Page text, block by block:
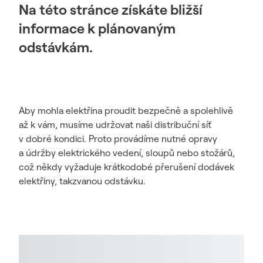
Na této stránce získáte bližší
informace k plánovaným
odstávkám.
Aby mohla elektřina proudit bezpečně a spolehlivě
až k vám, musíme udržovat naši distribuční síť
v dobré kondici. Proto provádíme nutné opravy
a údržby elektrického vedení, sloupů nebo stožárů,
což někdy vyžaduje krátkodobé přerušení dodávek
elektřiny, takzvanou odstávku.